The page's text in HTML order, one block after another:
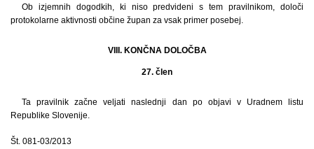
Ob izjemnih dogodkih, ki niso predvideni s tem pravilnikom, določi
protokolarne aktivnosti občine župan za vsak primer posebej.
VIII. KONČNA DOLOČBA
27. člen
Ta pravilnik začne veljati naslednji dan po objavi v Uradnem listu
Republike Slovenije.
Št. 081-03/2013